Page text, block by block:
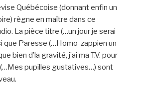
Québécoise (donnant enfin un
règne en maître dans ce
La pièce titre (…un jour je serai
que Paresse (…Homo-zappien un
bien d’la gravité, j’ai ma T.V. pour
pupilles gustatives…) sont